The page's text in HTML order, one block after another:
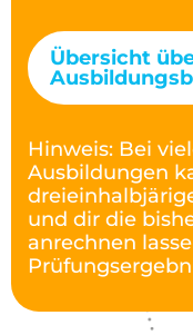
Übersicht
Hinweis: Bei
Ausbildungen
und dir die
anrechnen